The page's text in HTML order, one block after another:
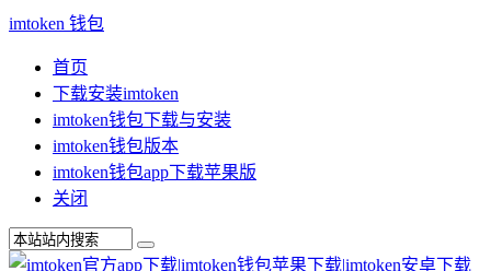
imtoken 钱包
首页
下载安装imtoken
imtoken钱包下载与安装
imtoken钱包版本
imtoken钱包app下载苹果版
关闭